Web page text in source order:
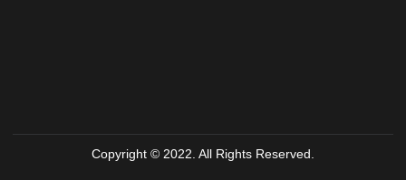
Copyright © 2022. All Rights Reserved.